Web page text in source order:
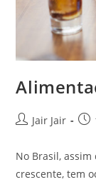
Jair Jair
No Brasil,
crescente, tem